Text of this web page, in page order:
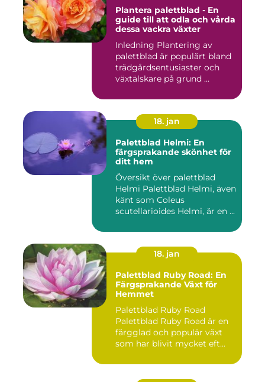
Plantera palettblad - En
guide till att odla och vårda
dessa vackra växter
Inledning Plantering av
palettblad är populärt bland
trädgårdsentusiaster och
växtälskare på grund ...
18. jan
Palettblad Helmi: En
färgsprakande skönhet för
ditt hem
Översikt över palettblad
Helmi Palettblad Helmi, även
känt som Coleus
scutellarioides Helmi, är en ...
18. jan
Palettblad Ruby Road: En
Färgsprakande Växt för
Hemmet
Palettblad Ruby Road
Palettblad Ruby Road är en
färgglad och populär växt
som har blivit mycket eft...